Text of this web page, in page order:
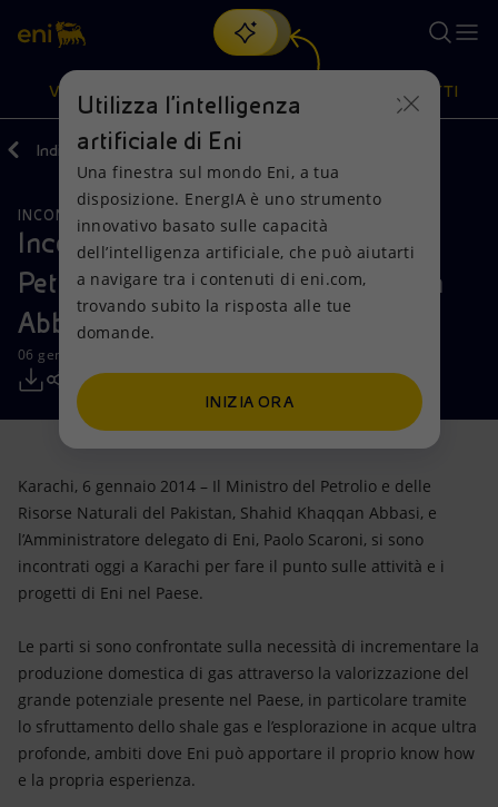
Cerca
scopri EnergIA, la nostra nuova soluzione di intelligenza
artificiale.
VISIONE
Visione
Mission e valori
Persone e Partnership
Net Zero
Modello satellitare
Energia accessibile
Innovazione
Azioni
Diversificazione energetica
Tecnologie per la transizione
Collaborazioni per l'innovazione
Attività nel mondo
PRODOTTI
Prodotti
Casa
Imprese
Mobilità
Indietro Media Comunicati Stampa
INCONTRI E ACCORDI RISORSE NATURALI
Incontro di lavoro tra il Ministro del
Petrolio pakistano, Shahid Khaqqan
Abbasi, e l’AD di Eni, Paolo Scaroni
06 gennaio 2014 - 15:30 CET
Karachi, 6 gennaio 2014 – Il Ministro del Petrolio e delle
Risorse Naturali del Pakistan, Shahid Khaqqan Abbasi, e
l’Amministratore delegato di Eni, Paolo Scaroni, si sono
incontrati oggi a Karachi per fare il punto sulle attività e i
progetti di Eni nel Paese.
Le parti si sono confrontate sulla necessità di incrementare la
produzione domestica di gas attraverso la valorizzazione del
grande potenziale presente nel Paese, in particolare tramite
lo sfruttamento dello shale gas e l’esplorazione in acque ultra
profonde, ambiti dove Eni può apportare il proprio know how
e la propria esperienza.
Utilizza l'intelligenza
artificiale di Eni
Una finestra sul mondo Eni, a tua
disposizione. EnergIA è uno strumento
innovativo basato sulle capacità
dell’intelligenza artificiale, che può aiutarti
a navigare tra i contenuti di eni.com,
trovando subito la risposta alle tue
domande.
INIZIA ORA